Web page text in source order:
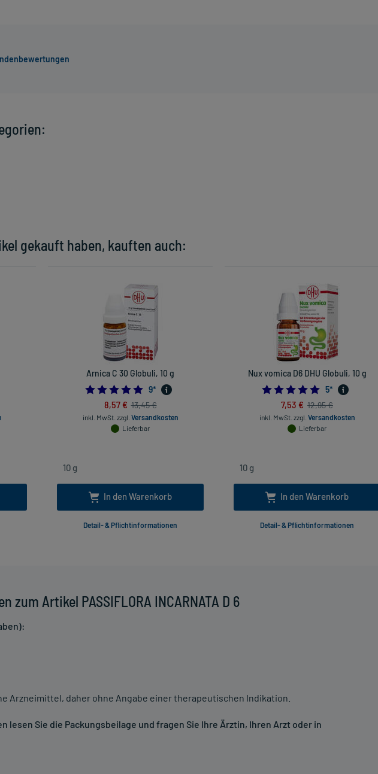
zum Artikel PASSIFLORA INCARNATA D 6
Arzneimittel, daher ohne Angabe einer therapeutischen Indikation.
lesen Sie die Packungsbeilage und fragen Sie Ihre Ärztin, Ihren Arzt oder in
gekauft haben, kauften auch:
Arnica C 30 Globuli, 10 g
4.888888888888889
9*
8,57 € 13,45 €
inkl. MwSt. zzgl. Versandkosten
Lieferbar
In den Warenkorb
Detail- & Pflichtinformationen
Nux vomica D6 DHU Globuli, 10 g
5.0
5*
7,53 € 12,95 €
inkl. MwSt. zzgl. Versandkosten
Lieferbar
In den Warenkorb
Detail- & Pflichtinformationen